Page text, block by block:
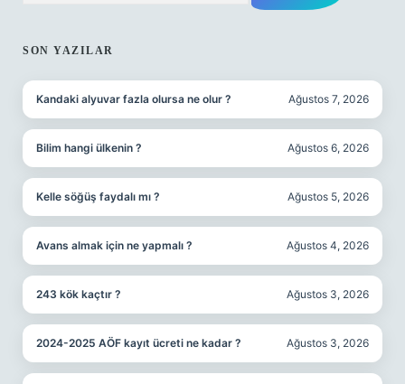
SON YAZILAR
Kandaki alyuvar fazla olursa ne olur ? Ağustos 7, 2026
Bilim hangi ülkenin ? Ağustos 6, 2026
Kelle söğüş faydalı mı ? Ağustos 5, 2026
Avans almak için ne yapmalı ? Ağustos 4, 2026
243 kök kaçtır ? Ağustos 3, 2026
2024-2025 AÖF kayıt ücreti ne kadar ? Ağustos 3, 2026